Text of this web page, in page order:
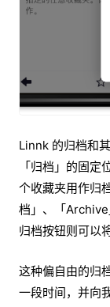
Linnk 的归档和
「归档」的固
个收藏夹用作归
档」、「
归档按钮则可以
这种偏自由的归
一段时间，并向